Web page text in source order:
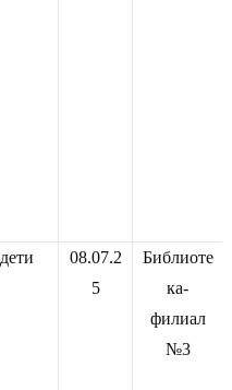
дети
08.07.2
5
Библиоте
ка-
филиал
№3